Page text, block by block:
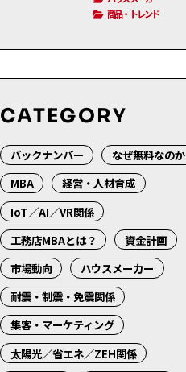
商品・トレンド
CATEGORY
バックナンバー
なぜ無料なのか
MBA
経営・人材育成
IoT／AI／VR関係
工務店MBAとは？
資金計画
市場動向
ハウスメーカー
耐震・制震・免震関係
集客・マーケティング
太陽光／省エネ／ZEH関係